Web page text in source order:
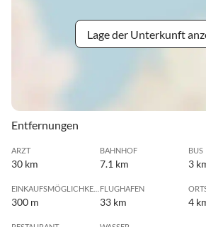
Lage der Unterkunft
Entfernungen
ARZT
30 km
BAHNHOF
7.1 km
BUS
3
300 m
FLUGHAFEN
33 km 4